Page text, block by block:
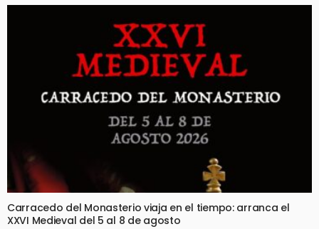
Carracedo del Monasterio viaja en el tiempo: arranca el
XXVI Medieval del 5 al 8 de agosto